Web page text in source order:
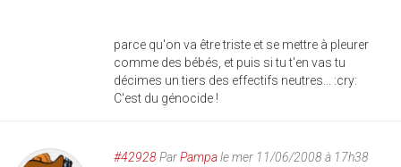
parce qu'on va être triste et se mettre à pleurer
comme des bébés, et puis si tu t'en vas tu
décimes un tiers des effectifs neutres... :cry:
C'est du génocide !
#42928ParPampale mer 11/06/2008 à 17h38